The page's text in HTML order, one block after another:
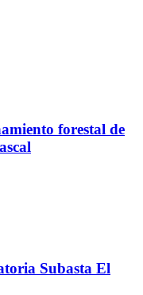
forestal de
Subasta El